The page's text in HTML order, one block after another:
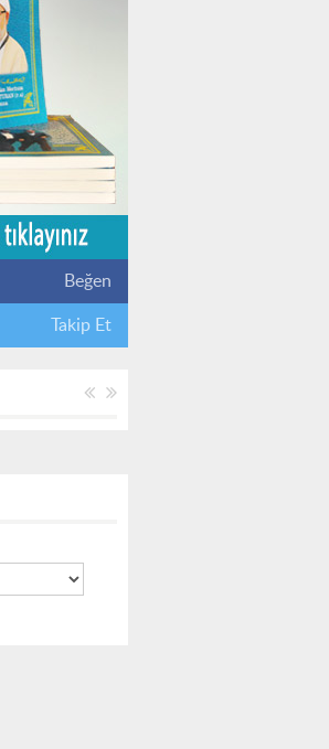
Beğen
Takip Et